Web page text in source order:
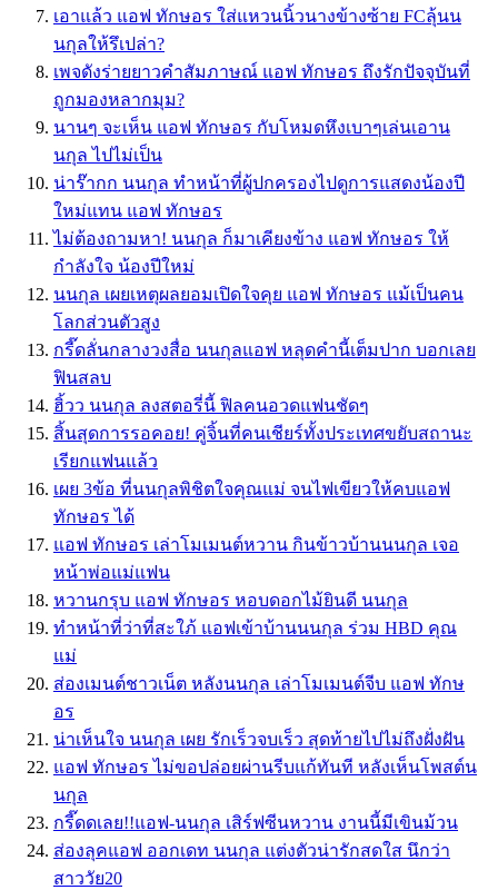
เอาแล้ว แอฟ ทักษอร ใส่แหวนนิ้วนางข้างซ้าย FCลุ้นน
นกุลให้รึเปล่า?
เพจดังร่ายยาวคําสัมภาษณ์ แอฟ ทักษอร ถึงรักปัจจุบันที่
ถูกมองหลากมุม?
นานๆ จะเห็น แอฟ ทักษอร กับโหมดหึงเบาๆเล่นเอาน
นกุล ไปไม่เป็น
น่าร๊ากก นนกุล ทำหน้าที่ผู้ปกครองไปดูการแสดงน้องปี
ใหม่แทน แอฟ ทักษอร
ไม่ต้องถามหา! นนกุล ก็มาเคียงข้าง แอฟ ทักษอร ให้
กำลังใจ น้องปีใหม่
นนกุล เผยเหตุผลยอมเปิดใจคุย แอฟ ทักษอร แม้เป็นคน
โลกส่วนตัวสูง
กรี๊ดลั่นกลางวงสื่อ นนกุลแอฟ หลุดคำนี้เต็มปาก บอกเลย
ฟินสลบ
ฮิ้วว นนกุล ลงสตอรี่นี้ ฟิลคนอวดแฟนชัดๆ
สิ้นสุดการรอคอย! คู่จิ้นที่คนเชียร์ทั้งประเทศขยับสถานะ
เรียกแฟนแล้ว
เผย 3ข้อ ที่นนกุลพิชิตใจคุณแม่ จนไฟเขียวให้คบแอฟ
ทักษอร ได้
แอฟ ทักษอร เล่าโมเมนต์หวาน กินข้าวบ้านนนกุล เจอ
หน้าพ่อแม่แฟน
หวานกรุบ แอฟ ทักษอร หอบดอกไม้ยินดี นนกุล
ทำหน้าที่ว่าที่สะใภ้ แอฟเข้าบ้านนนกุล ร่วม HBD คุณ
แม่
ส่องเมนต์ชาวเน็ต หลังนนกุล เล่าโมเมนต์จีบ แอฟ ทักษ
อร
น่าเห็นใจ นนกุล เผย รักเร็วจบเร็ว สุดท้ายไปไม่ถึงฝั่งฝัน
แอฟ ทักษอร ไม่ขอปล่อยผ่านรีบแก้ทันที หลังเห็นโพสต์น
นกุล
กรี๊ดดเลย!!แอฟ-นนกุล เสิร์ฟซีนหวาน งานนี้มีเขินม้วน
ส่องลุคแอฟ ออกเดท นนกุล แต่งตัวน่ารักสดใส นึกว่า
สาววัย20